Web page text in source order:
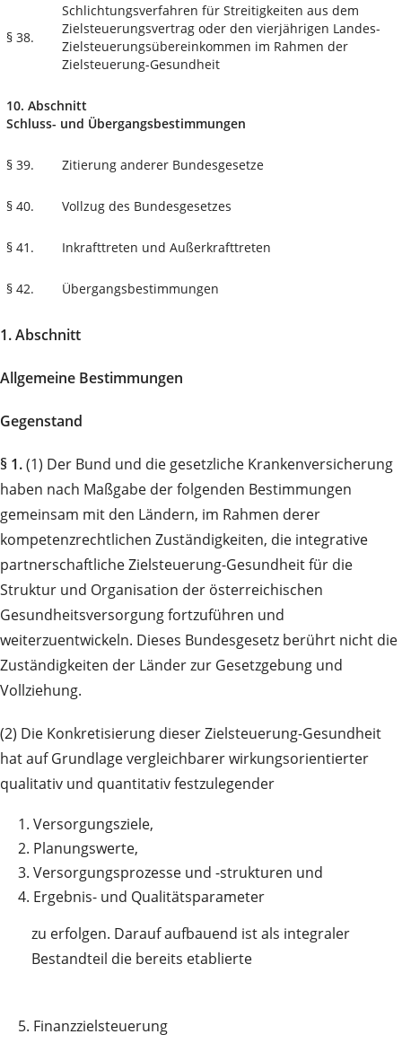
§ 38.
Schlichtungsverfahren für Streitigkeiten aus dem
Zielsteuerungsvertrag oder den vierjährigen Landes-
Zielsteuerungsübereinkommen im Rahmen der
Zielsteuerung-Gesundheit
10. Abschnitt
Schluss- und Übergangsbestimmungen
§ 39. Zitierung anderer Bundesgesetze
§ 40. Vollzug des Bundesgesetzes
§ 41. Inkrafttreten und Außerkrafttreten
§ 42. Übergangsbestimmungen
1. Abschnitt
Allgemeine Bestimmungen
Gegenstand
§ 1.(1) Der Bund und die gesetzliche Krankenversicherung
haben nach Maßgabe der folgenden Bestimmungen
gemeinsam mit den Ländern, im Rahmen derer
kompetenzrechtlichen Zuständigkeiten, die integrative
partnerschaftliche Zielsteuerung-Gesundheit für die
Struktur und Organisation der österreichischen
Gesundheitsversorgung fortzuführen und
weiterzuentwickeln. Dieses Bundesgesetz berührt nicht die
Zuständigkeiten der Länder zur Gesetzgebung und
Vollziehung.
(2) Die Konkretisierung dieser Zielsteuerung-Gesundheit
hat auf Grundlage vergleichbarer wirkungsorientierter
qualitativ und quantitativ festzulegender
1. Versorgungsziele,
2. Planungswerte,
3. Versorgungsprozesse und -strukturen und
4. Ergebnis- und Qualitätsparameter
zu erfolgen. Darauf aufbauend ist als integraler
Bestandteil die bereits etablierte
5. Finanzzielsteuerung